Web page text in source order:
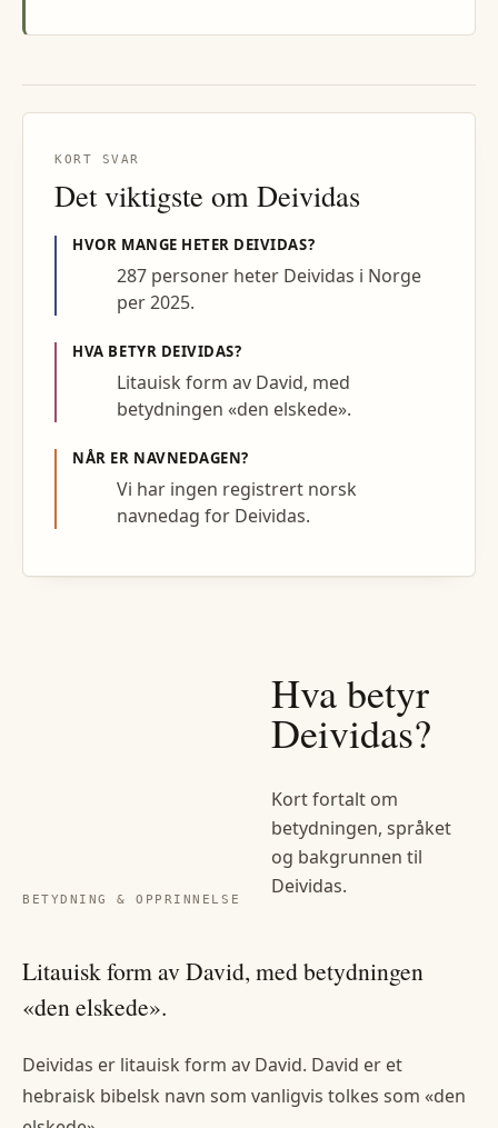
KORT SVAR
Det viktigste om Deividas
HVOR MANGE HETER DEIVIDAS?
287 personer heter Deividas i Norge
per 2025.
HVA BETYR DEIVIDAS?
Litauisk form av David, med
betydningen «den elskede».
NÅR ER NAVNEDAGEN?
Vi har ingen registrert norsk
navnedag for Deividas.
BETYDNING & OPPRINNELSE
Hva betyr
Deividas?
Kort fortalt om
betydningen, språket
og bakgrunnen til
Deividas.
Litauisk form av David, med betydningen
«den elskede».
Deividas er litauisk form av David. David er et
hebraisk bibelsk navn som vanligvis tolkes som «den